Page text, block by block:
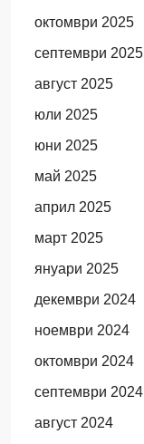
октомври 2025
септември 2025
август 2025
юли 2025
юни 2025
май 2025
април 2025
март 2025
януари 2025
декември 2024
ноември 2024
октомври 2024
септември 2024
август 2024